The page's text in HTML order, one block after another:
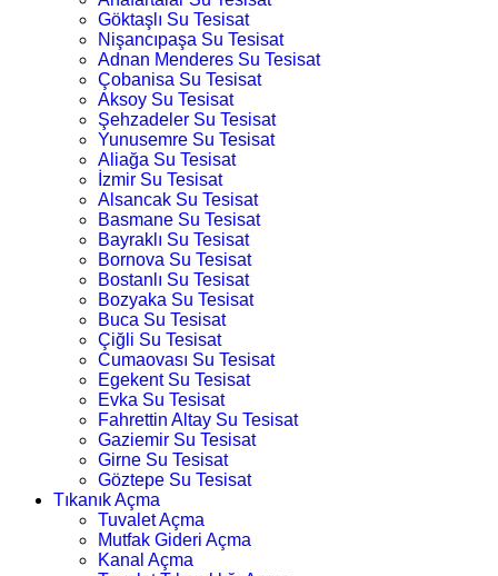
Göktaşlı Su Tesisat
Nişancıpaşa Su Tesisat
Adnan Menderes Su Tesisat
Çobanisa Su Tesisat
Aksoy Su Tesisat
Şehzadeler Su Tesisat
Yunusemre Su Tesisat
Aliağa Su Tesisat
İzmir Su Tesisat
Alsancak Su Tesisat
Basmane Su Tesisat
Bayraklı Su Tesisat
Bornova Su Tesisat
Bostanlı Su Tesisat
Bozyaka Su Tesisat
Buca Su Tesisat
Çiğli Su Tesisat
Cumaovası Su Tesisat
Egekent Su Tesisat
Evka Su Tesisat
Fahrettin Altay Su Tesisat
Gaziemir Su Tesisat
Girne Su Tesisat
Göztepe Su Tesisat
Tıkanık Açma
Tuvalet Açma
Mutfak Gideri Açma
Kanal Açma